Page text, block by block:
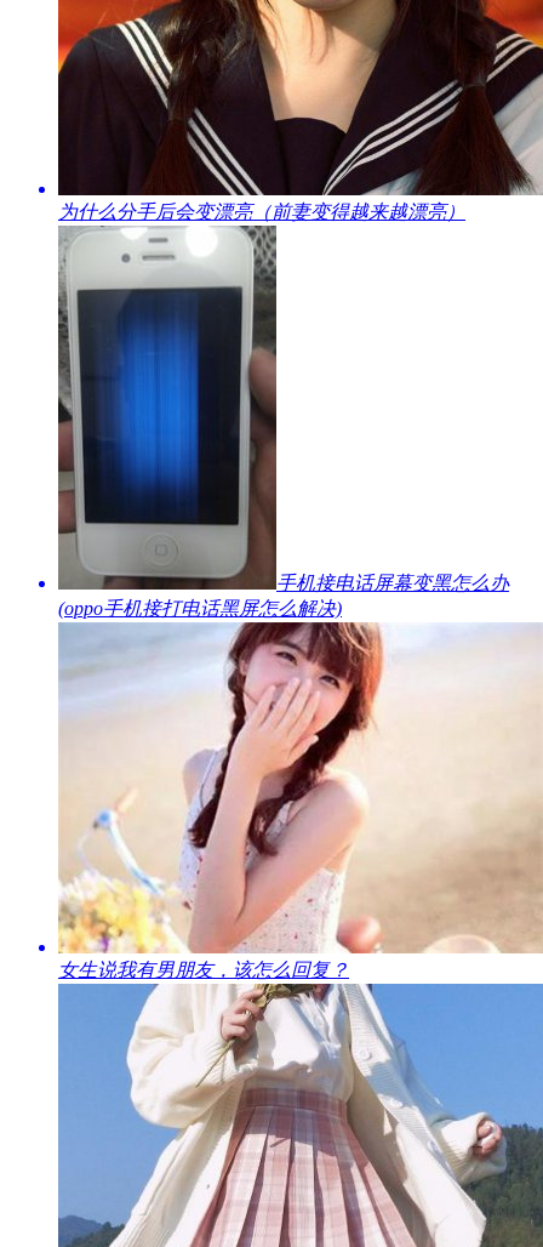
​为什么分手后会变漂亮（前妻变得越来越漂亮）
​手机接电话屏幕变黑怎么办
(oppo手机接打电话黑屏怎么解决)
​女生说我有男朋友，该怎么回复？